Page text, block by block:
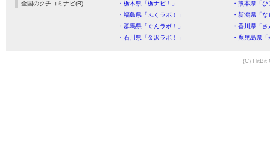
全国のクチコミナビ(R) ・栃木県「栃ナビ！」
・熊本県「
・福島県「ふくラボ！」
・新潟県「
・群馬県「ぐんラボ！」
・香川県「
・石川県「金沢ラボ！」
・鹿児島県
(C) HitBit